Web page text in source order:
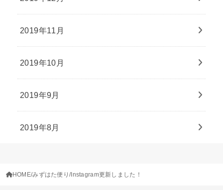
2019年11月
2019年10月
2019年9月
2019年8月
HOME みずはた便り Instagram更新しました！